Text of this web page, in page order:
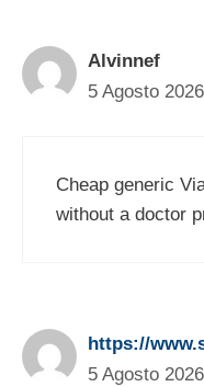
Alvinnef
5 Agosto
Cheap generic
without a doctor
https://
5 Agosto